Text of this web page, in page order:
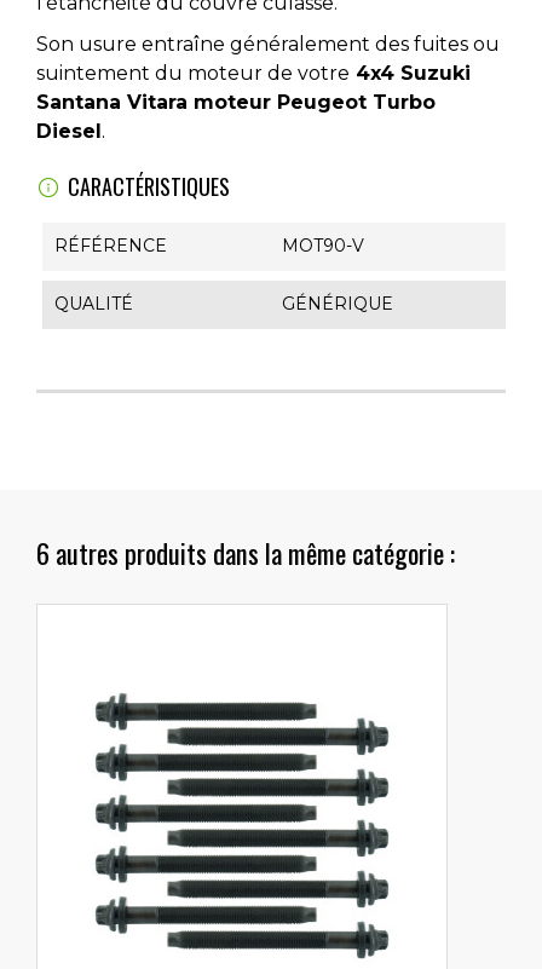
Son usure entraîne généralement des fuites ou
suintement du moteur de votre 4x4 Suzuki
Santana Vitara moteur Peugeot Turbo
Diesel.
CARACTÉRISTIQUES
RÉFÉRENCE MOT90-V
QUALITÉ GÉNÉRIQUE
6 autres produits dans la même catégorie :